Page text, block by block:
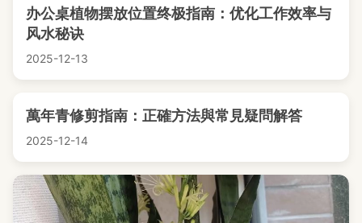
办公桌植物摆放位置终极指南：优化工作效率与
风水秘诀
2025-12-13
萬年青修剪指南：正確方法與常見疑問解答
2025-12-14